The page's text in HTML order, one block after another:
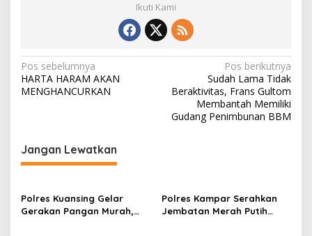
Ikuti Kami
N
a
g
a
i
Pos sebelumnya
HARTA HARAM AKAN
MENGHANCURKAN
Pos berikutnya
Sudah Lama Tidak
Beraktivitas, Frans Gultom
Membantah Memiliki
Gudang Penimbunan BBM
Jangan Lewatkan
Polres Kuansing Gelar
Gerakan Pangan Murah,
Polres Kampar Serahkan
Jembatan Merah Putih